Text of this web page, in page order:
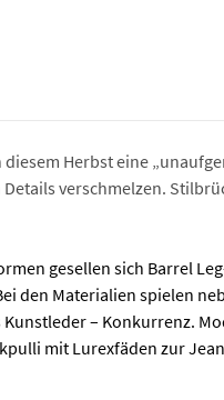
Herbst eine
verschmelzen.
gesellen sich Barrel
den Materialien spielen
– Konkurrenz.
mit Lurexfäden zur